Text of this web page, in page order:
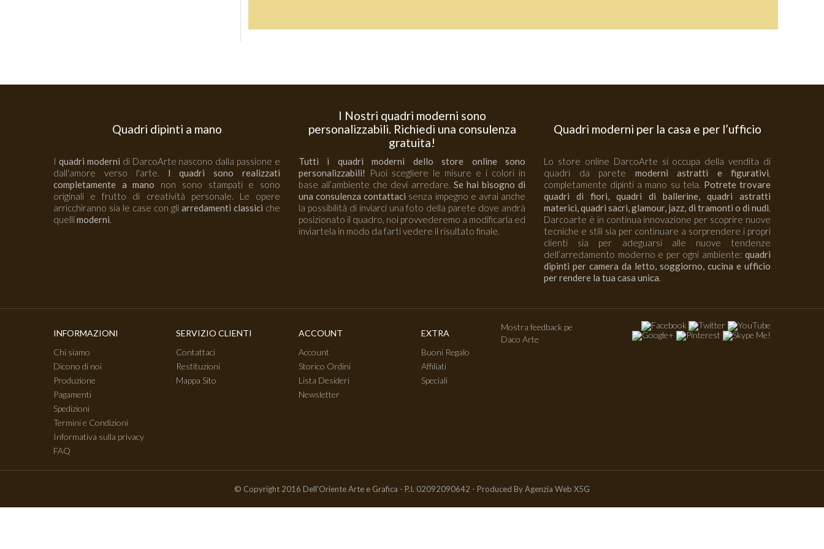
Quadri dipinti a mano
I quadri moderni di DarcoArte nascono dalla passione e
dall'amore verso l'arte. I quadri sono realizzati
completamente a mano non sono stampati e sono
originali e frutto di creatività personale. Le opere
arricchiranno sia le case con gli arredamenti classici che
quellimoderni.
I Nostri quadri moderni sono
personalizzabili. Richiedi una consulenza
gratuita!
Tutti i quadri moderni dello store online sono
personalizzabili! Puoi scegliere le misure e i colori in
base all’ambiente che devi arredare. Se hai bisogno di
una consulenza contattaci senza impegno e avrai anche
la possibilità di inviarci una foto della parete dove andrà
posizionato il quadro, noi provvederemo a modificarla ed
inviartela in modo da farti vedere il risultato finale.
Quadri moderni per la casa e per l’ufficio
Lo store online DarcoArte si occupa della vendita di
quadri da parete moderni astratti e figurativi,
completamente dipinti a mano su tela. Potrete trovare
quadri di fiori, quadri di ballerine, quadri astratti
materici, quadri sacri, glamour, jazz, di tramonti o di nudi.
Darcoarte è in continua innovazione per scoprire nuove
tecniche e stili sia per continuare a sorprendere i propri
clienti sia per adeguarsi alle nuove tendenze
dell’arredamento moderno e per ogni ambiente: quadri
dipinti per camera da letto, soggiorno, cucina e ufficio
per rendere la tua casa unica.
INFORMAZIONI
Chi siamo
Dicono di noi
Produzione
Pagamenti
Spedizioni
Termini e Condizioni
Informativa sulla privacy
FAQ
SERVIZIO CLIENTI
Contattaci
Restituzioni
Mappa Sito
ACCOUNT
Account
Storico Ordini
Lista Desideri
Newsletter
EXTRA
Buoni Regalo
Affiliati
Speciali
Mostra feedback pe
Daco Arte
© Copyright 2016 Dell'Oriente Arte e Grafica - P.I. 02092090642 - Produced ByAgenzia Web X5G